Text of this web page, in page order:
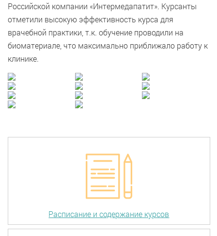
Российской компании «Интермедапатит». Курсанты
отметили высокую эффективность курса для
врачебной практики, т.к. обучение проводили на
биоматериале, что максимально приближало работу к
клинике.
Расписание и содержание курсов